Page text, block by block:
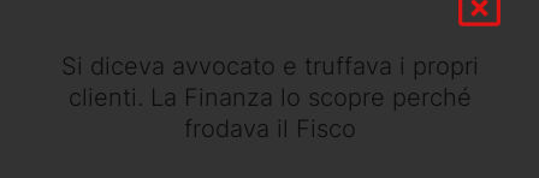
Si diceva avvocato e truffava i propri
clienti. La Finanza lo scopre perché
frodava il Fisco